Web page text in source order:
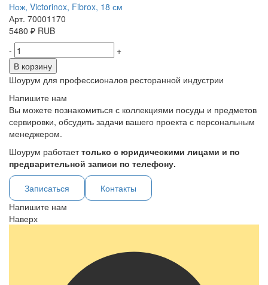
Нож, Victorinox, Fibrox, 18 см
Арт. 70001170
5480 ₽ RUB
-
+
В корзину
Шоурум для профессионалов ресторанной индустрии
Напишите нам
Вы можете познакомиться с коллекциями посуды и предметов
сервировки, обсудить задачи вашего проекта с персональным
менеджером.
Шоурум работаеттолько с юридическими лицами и по
предварительной записи по телефону.
Записаться
Контакты
Напишите нам
Наверх